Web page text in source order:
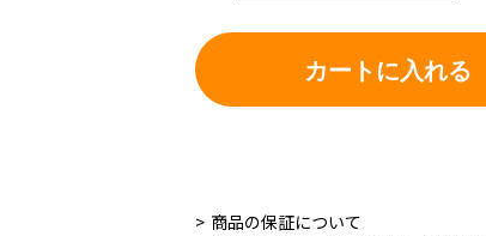
カートに入れる
商品の保証について